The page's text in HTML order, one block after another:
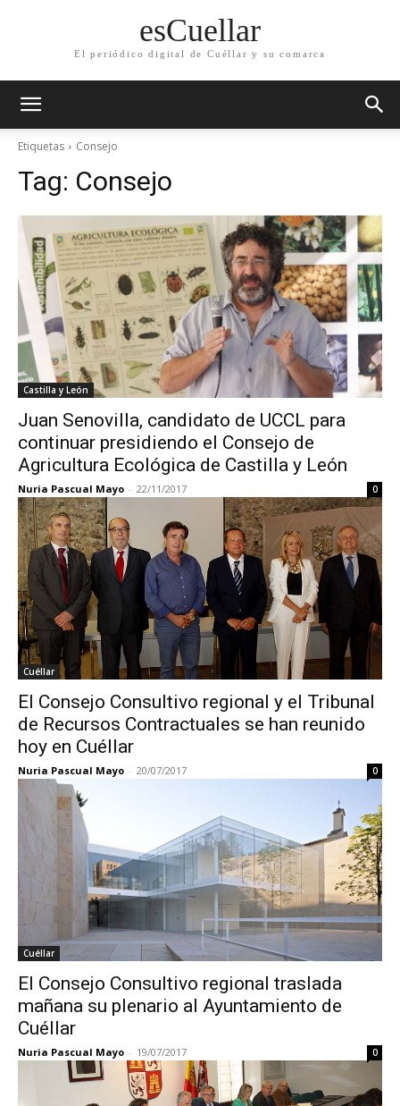
esCuellar
El periódico digital de Cuéllar y su comarca
Etiquetas Consejo
Tag: Consejo
Castilla y León
Juan Senovilla, candidato de UCCL para
continuar presidiendo el Consejo de
Agricultura Ecológica de Castilla y León
Nuria Pascual Mayo - 22/11/2017 0
Cuéllar
El Consejo Consultivo regional y el Tribunal
de Recursos Contractuales se han reunido
hoy en Cuéllar
Nuria Pascual Mayo - 20/07/2017 0
Cuéllar
El Consejo Consultivo regional traslada
mañana su plenario al Ayuntamiento de
Cuéllar
Nuria Pascual Mayo - 19/07/2017 0